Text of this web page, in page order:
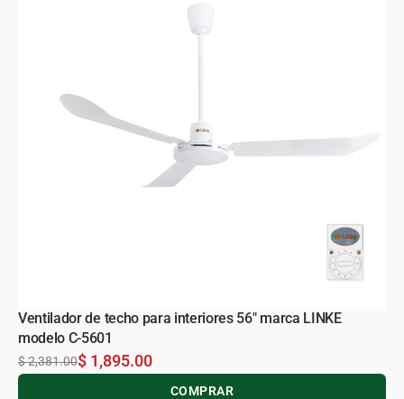
Ventilador de techo para interiores 56" marca LINKE
modelo C-5601
$ 2,381.00$ 1,895.00
COMPRAR